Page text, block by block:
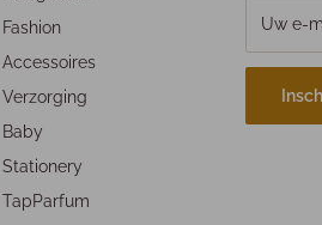
Fashion
Accessoires
Verzorging
Baby
Stationery
TapParfum
Uw e-